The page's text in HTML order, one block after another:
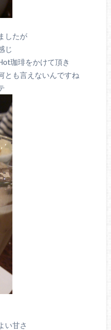
したが
じ
珈琲をかけて頂き
とも言えないんですね
い甘さ